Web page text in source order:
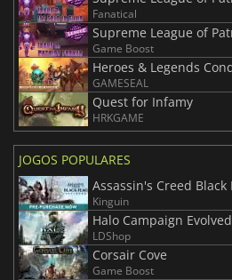
Fanatical
Game Boost
Heroes & Legends
GAMESEAL
Quest for Infamy
HRKGAME
JOGOS POPULARES
Assassin's Creed Black
Kinguin
Halo Campaign Evolved
LDShop
Corsair Cove
Game Boost